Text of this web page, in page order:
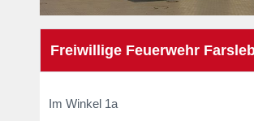
Freiwillige Feuerwehr
Im